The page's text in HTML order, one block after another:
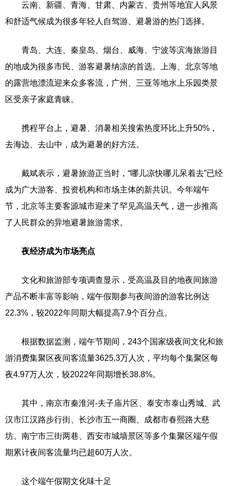
云南、新疆、青海、甘肃、内蒙古、贵州等地宜人风景
和舒适气候成为很多年轻人自驾游、避暑游的热门选择。
青岛、大连、秦皇岛、烟台、威海、宁波等滨海旅游目
的地成为很多市民、游客避暑纳凉的首选。上海、北京等地
的露营地漂流迎来众多客流，广州、三亚等地水上乐园类景
区受亲子家庭青睐。
携程平台上，避暑、消暑相关搜索热度环比上升50%，
去海边、去山中，成为避暑的好方法。
戴斌表示，避暑旅游正当时，“哪儿凉快哪儿呆着去”已经
成为广大游客、投资机构和市场主体的新共识。今年端午
节，北京等主要客源城市迎来了罕见高温天气，进一步推高
了人民群众的异地避暑旅游需求。
夜经济成为市场亮点
文化和旅游部专项调查显示，受高温及目的地夜间旅游
产品不断丰富等影响，端午假期参与夜间游的游客比例达
22.3%，较2022年同期大幅提高7.9个百分点。
根据数据监测，端午节期间，243个国家级夜间文化和旅
游消费集聚区夜间客流量3625.3万人次，平均每个集聚区每
夜4.97万人次，较2022年同期增长38.8%。
其中，南京市秦淮河-夫子庙片区、泰安市泰山秀城、武
汉市江汉路步行街、长沙市五一商圈、成都市春熙路大慈
坊、南宁市三街两巷、西安市城墙景区等多个集聚区端午假
期累计夜间客流量均已超60万人次。
这个端午假期文化味十足